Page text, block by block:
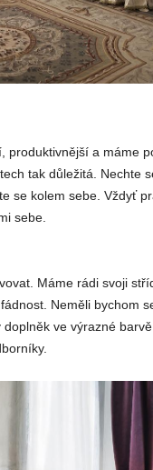
produktivnější a máme
tak důležitá. Nechte
se kolem sebe. Vždyť
sebe.
Máme rádi svoji
Neměli bychom
ve výrazné